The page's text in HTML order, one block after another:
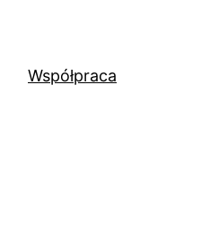
Współpraca